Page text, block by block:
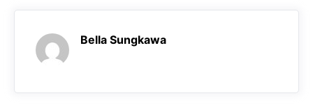
Bella Sungkawa